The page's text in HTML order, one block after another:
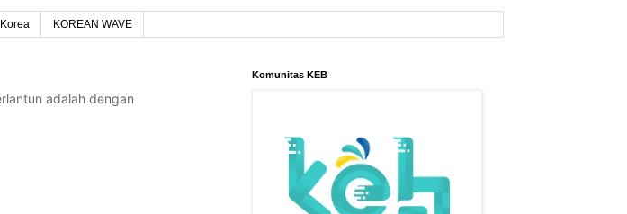
KOREAN WAVE
adalah dengan
Komunitas KEB